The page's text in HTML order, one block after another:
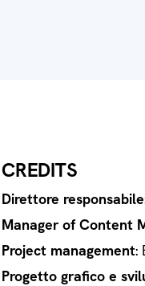
CREDITS
Direttore responsabile
Manager of Content
Project management:
Progetto grafico e